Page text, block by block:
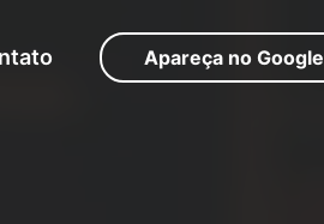
Apareça no Google